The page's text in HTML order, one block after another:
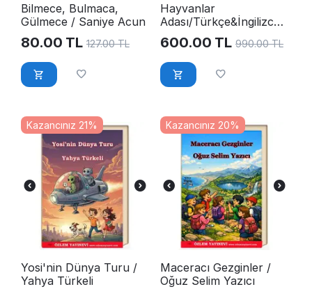
Bilmece, Bulmaca,
Gülmece / Saniye Acun
80.00 TL 127.00 TL
Hayvanlar
Adası/Türkçe&İngilizce-
Yahya Türkeli
600.00 TL 990.00 TL
Kazancınız 21%
Yosi'nin Dünya Turu /
Yahya Türkeli
Kazancınız 20%
Maceracı Gezginler /
Oğuz Selim Yazıcı